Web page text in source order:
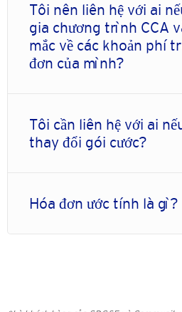
Tôi nên liên hệ với ai
gia chương trình CCA
mắc về các khoản phí
đơn của mình?
Tôi cần liên hệ với ai
thay đổi gói cước?
Hóa đơn ước tính là gì?